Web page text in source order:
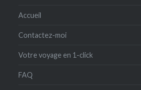
Accueil
Contactez-moi
Votre voyage en 1-click
FAQ